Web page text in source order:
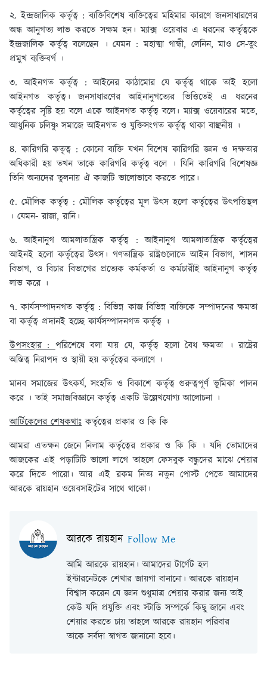
২. ইন্দ্রজালিক কর্তৃত্ব :ব্যক্তিবিশেষ ব্যক্তিত্বের মহিমার কারণে জনসাধারণের
অন্ধ আনুগত্য লাভ করতে সক্ষম হন। ম্যাক্স ওয়েবার এ ধরনের কর্তৃত্বকে
ইন্দ্রজালিক কর্তৃত্ব বলেছেন । যেমন : মহাত্মা গান্ধী, লেনিন, মাও সে-তুং
প্রমুখ ব্যক্তিবর্গ ।
৩. আইনগত কর্তৃত্ব : আইনের কাঠামোর যে কর্তৃত্ব থাকে তাই হলো
আইনগত কর্তৃত্ব। জনসাধারণের আইনানুগত্যের ভিত্তিতেই এ ধরনের
কর্তৃত্বের সৃষ্টি হয় বলে একে আইনগত কর্তৃত্ব বলে। ম্যাক্স ওয়েবারের মতে,
আধুনিক চলিষ্ণু সমাজে আইনগত ও যুক্তিসংগত কর্তৃত্ব থাকা বাঞ্ছনীয় ।
৪. কারিগরি কতৃত্ব : কোনো ব্যক্তি যখন বিশেষ কারিগরি জ্ঞান ও দক্ষতার
অধিকারী হয় তখন তাকে কারিগরি কর্তৃত্ব বলে । যিনি কারিগরি বিশেষজ্ঞ
তিনি অন্যদের তুলনায় ঐ কাজটি ভালোভাবে করতে পারে।
৫. মৌলিক কৰ্তৃত্ব : মৌলিক কর্তৃত্বের মূল উৎস হলো কর্তৃত্বের উৎপত্তিস্থল
। যেমন- রাজা, রানি।
৬. আইনানুগ আমলাতান্ত্রিক কর্তৃত্ব : আইনানুগ আমলাতান্ত্রিক কর্তৃত্বের
আইনই হলো কর্তৃত্বের উৎস। গণতান্ত্রিক রাষ্ট্রগুলোতে আইন বিভাগ, শাসন
বিভাগ, ও বিচার বিভাগের প্রত্যেক কর্মকর্তা ও কর্মচারীই আইনানুগ কর্তৃত্ব
লাভ করে ।
৭. কার্যসম্পাদনগত কর্তৃত্ব : বিভিন্ন কাজ বিভিন্ন ব্যক্তিকে সম্পাদনের ক্ষমতা
বা কর্তৃত্ব প্রদানই হচ্ছে কার্যসম্পাদনগত কর্তৃত্ব ।
উপসংহার :পরিশেষে বলা যায় যে, কর্তৃত্ব হলো বৈধ ক্ষমতা । রাষ্ট্রের
অস্তিত্ব নিরাপদ ও স্থায়ী হয় কর্তৃত্বের কল্যাণে ।
মানব সমাজের উৎকর্য, সংহতি ও বিকাশে কর্তৃত্ব গুরুত্বপূর্ণ ভূমিকা পালন
করে । তাই সমাজবিজ্ঞানে কর্তৃত্ব একটি উল্লেখযোগ্য আলোচনা ।
আর্টিকেলের শেষকথাঃ কর্তৃত্বের প্রকার ও কি কি
আমরা এতক্ষন জেনে নিলাম কর্তৃত্বের প্রকার ও কি কি । যদি তোমাদের
আজকের এই পড়াটিটি ভালো লাগে তাহলে ফেসবুক বন্ধুদের মাঝে শেয়ার
করে দিতে পারো। আর এই রকম নিত্য নতুন পোস্ট পেতে আমাদের
আরকে রায়হান ওয়েবসাইটের সাথে থাকো।
আরকে রায়হান Follow Me
আমি আরকে রায়হান। আমাদের টার্গেট হল
ইন্টারনেটকে শেখার জায়গা বানানো। আরকে রায়হান
বিশ্বাস করেন যে জ্ঞান শুধুমাত্র শেয়ার করার জন্য তাই
কেউ যদি প্রযুক্তি এবং স্টাডি সম্পর্কে কিছু জানে এবং
শেয়ার করতে চায় তাহলে আরকে রায়হান পরিবার
তাকে সর্বদা স্বাগত জানানো হবে।